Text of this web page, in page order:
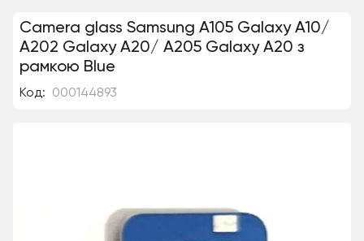
Camera glass Samsung A105 Galaxy A10/
A202 Galaxy A20/ A205 Galaxy A20 з
рамкою Blue
Код: 000144893